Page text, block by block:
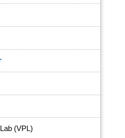
(VPL)